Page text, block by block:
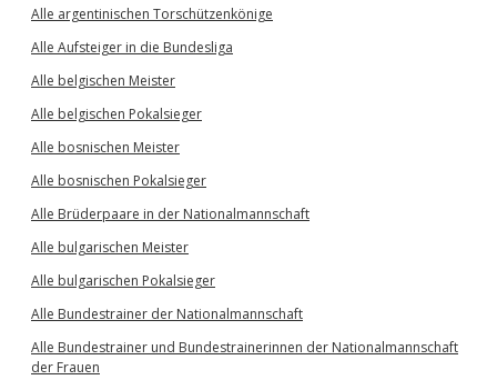
Alle argentinischen Torschützenkönige
Alle Aufsteiger in die Bundesliga
Alle belgischen Meister
Alle belgischen Pokalsieger
Alle bosnischen Meister
Alle bosnischen Pokalsieger
Alle Brüderpaare in der Nationalmannschaft
Alle bulgarischen Meister
Alle bulgarischen Pokalsieger
Alle Bundestrainer der Nationalmannschaft
Alle Bundestrainer und Bundestrainerinnen der Nationalmannschaft
der Frauen